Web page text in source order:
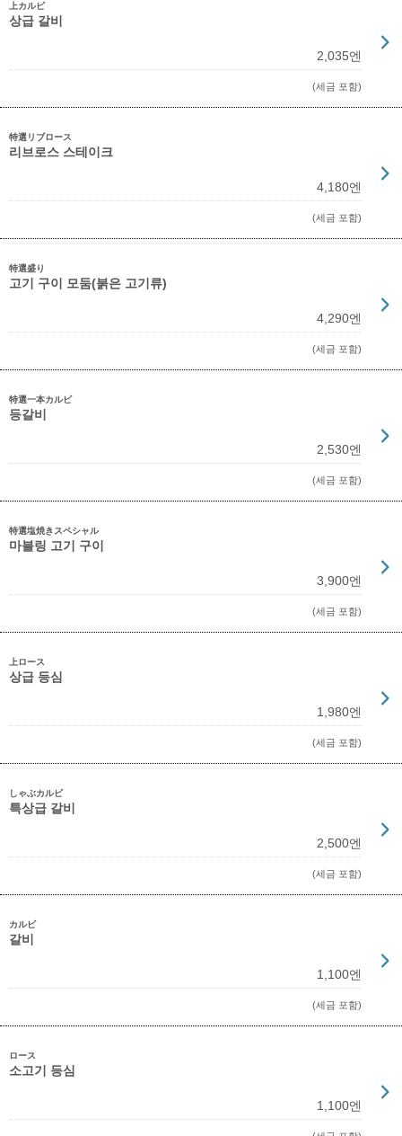
上カルビ
상급 갈비
2,035엔
(세금 포함)
特選リブロース
리브로스 스테이크
4,180엔
(세금 포함)
特選盛り
고기 구이 모둠(붉은 고기류)
4,290엔
(세금 포함)
特選一本カルビ
등갈비
2,530엔
(세금 포함)
特選塩焼きスペシャル
마블링 고기 구이
3,900엔
(세금 포함)
上ロース
상급 등심
1,980엔
(세금 포함)
しゃぶカルビ
특상급 갈비
2,500엔
(세금 포함)
カルビ
갈비
1,100엔
(세금 포함)
ロース
소고기 등심
1,100엔